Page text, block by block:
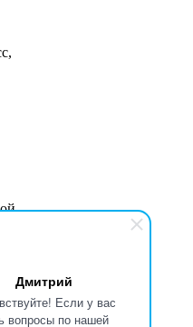
Дмитрий
Если у вас
вопросы по нашей
,
- круглосуточно